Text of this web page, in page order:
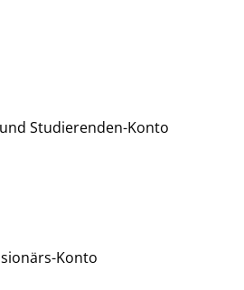
Studierenden-Konto
Konto